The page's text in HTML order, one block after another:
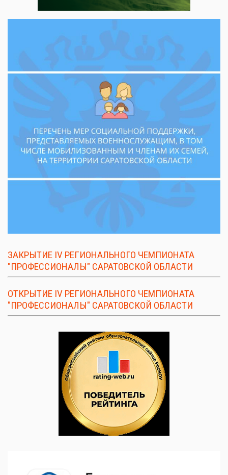
ЗАКРЫТИЕ IV РЕГИОНАЛЬНОГО ЧЕМПИОНАТА
"ПРОФЕССИОНАЛЫ" САРАТОВСКОЙ ОБЛАСТИ
ОТКРЫТИЕ IV РЕГИОНАЛЬНОГО ЧЕМПИОНАТА
"ПРОФЕССИОНАЛЫ" САРАТОВСКОЙ ОБЛАСТИ